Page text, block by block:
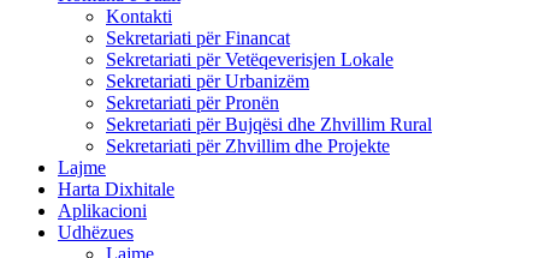
Kontakti
Sekretariati për Financat
Sekretariati për Vetëqeverisjen Lokale
Sekretariati për Urbanizëm
Sekretariati për Pronën
Sekretariati për Bujqësi dhe Zhvillim Rural
Sekretariati për Zhvillim dhe Projekte
Lajme
Harta Dixhitale
Aplikacioni
Udhëzues
Lajme